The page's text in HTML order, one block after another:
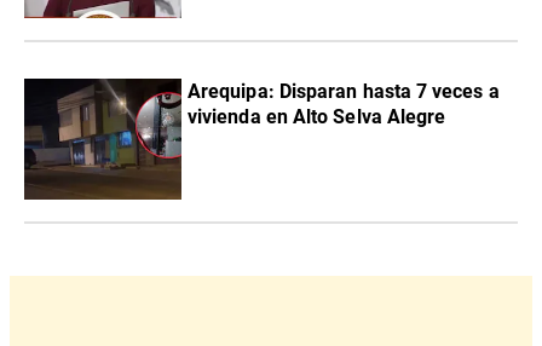
Arequipa: Disparan hasta 7 veces a
vivienda en Alto Selva Alegre